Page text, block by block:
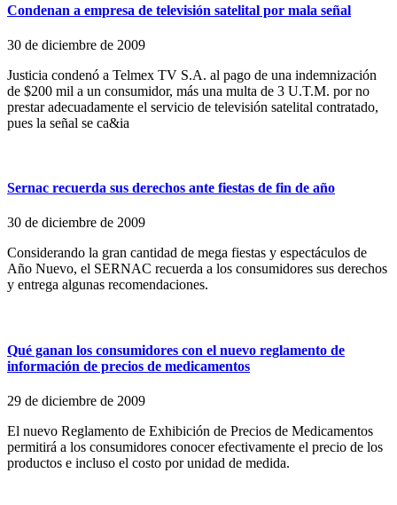
Condenan a empresa de televisión satelital por mala señal
30 de diciembre de 2009
Justicia condenó a Telmex TV S.A. al pago de una indemnización
de $200 mil a un consumidor, más una multa de 3 U.T.M. por no
prestar adecuadamente el servicio de televisión satelital contratado,
pues la señal se ca&ia
Sernac recuerda sus derechos ante fiestas de fin de año
30 de diciembre de 2009
Considerando la gran cantidad de mega fiestas y espectáculos de
Año Nuevo, el SERNAC recuerda a los consumidores sus derechos
y entrega algunas recomendaciones.
Qué ganan los consumidores con el nuevo reglamento de
información de precios de medicamentos
29 de diciembre de 2009
El nuevo Reglamento de Exhibición de Precios de Medicamentos
permitirá a los consumidores conocer efectivamente el precio de los
productos e incluso el costo por unidad de medida.